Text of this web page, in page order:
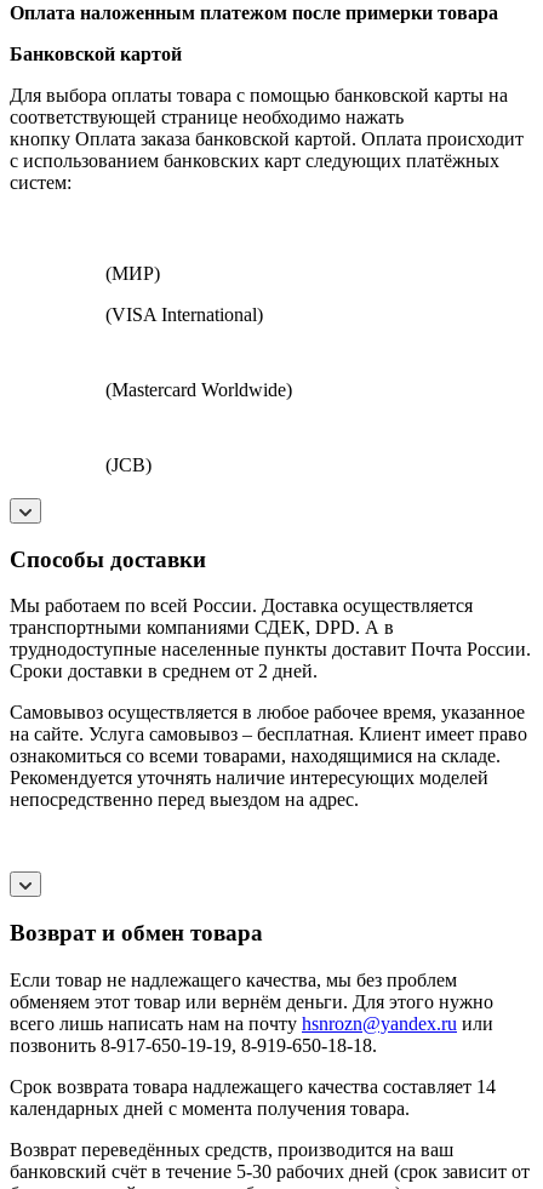
Оплата наложенным платежом после примерки товара
Банковской картой
Для выбора оплаты товара с помощью банковской карты на
соответствующей странице необходимо нажать
кнопку Оплата заказа банковской картой. Оплата происходит
с использованием банковских карт следующих платёжных
систем:
(МИР)
(VISA International)
(Mastercard Worldwide)
(JCB)
Способы доставки
Мы работаем по всей России. Доставка осуществляется
транспортными компаниями СДЕК, DPD. А в
труднодоступные населенные пункты доставит Почта России.
Сроки доставки в среднем от 2 дней.
Самовывоз осуществляется в любое рабочее время, указанное
на сайте. Услуга самовывоз – бесплатная. Клиент имеет право
ознакомиться со всеми товарами, находящимися на складе.
Рекомендуется уточнять наличие интересующих моделей
непосредственно перед выездом на адрес.
Возврат и обмен товара
Если товар не надлежащего качества, мы без проблем
обменяем этот товар или вернём деньги. Для этого нужно
всего лишь написать нам на почту hsnrozn@yandex.ru или
позвонить 8-917-650-19-19, 8-919-650-18-18.
Срок возврата товара надлежащего качества составляет 14
календарных дней с момента получения товара.
Возврат переведённых средств, производится на ваш
банковский счёт в течение 5-30 рабочих дней (срок зависит от